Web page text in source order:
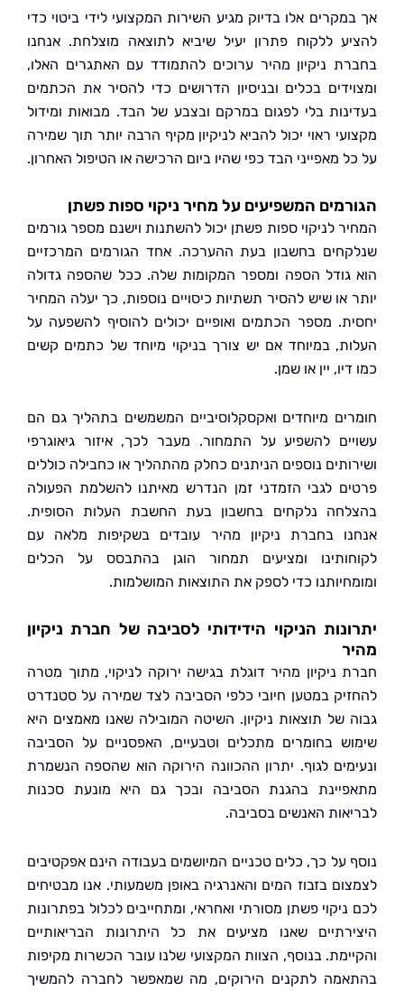
אלו בדיוק מגיע השירות המקצועי לידי ביטוי כדי
ללקוח פתרון יעיל שיביא לתוצאה מוצלחת. אנחנו
ניקיון מהיר ערוכים להתמודד עם האתגרים האלו,
בכלים ובניסיון הדרושים כדי להסיר את הכתמים
בלי לפגום במרקם ובצבע של הבד. מבואות ומידול
ראוי יכול להביא לניקיון מקיף הרבה יותר תוך שמירה
מאפייני הבד כפי שהיו ביום הרכישה או הטיפול האחרון.
המשפיעים על מחיר ניקוי ספות פשתן
לניקוי ספות פשתן יכול להשתנות וישנם מספר גורמים
בחשבון בעת ההערכה. אחד הגורמים המרכזיים
הספה ומספר המקומות שלה. ככל שהספה גדולה
או שיש להסיר תשתיות כיסויים נוספות, כך יעלה המחיר
מספר הכתמים ואופיים יכולים להוסיף להשפעה על
במיוחד אם יש צורך בניקוי מיוחד של כתמים קשים
יין או שמן.
מיוחדים ואקסקלוסיביים המשמשים בתהליך גם הם
להשפיע על התמחור. מעבר לכך, איזור גיאוגרפי
נוספים הניתנים כחלק מהתהליך או כחבילה כוללים
לגבי הזמדני זמן הנדרש מאיתנו להשלמת הפעולה
נלקחים בחשבון בעת החשבת העלות הסופית.
בחברת ניקיון מהיר עובדים בשקיפות מלאה עם
ומציעים תמחור הוגן בהתבסס על הכלים
כדי לספק את התוצאות המושלמות.
הניקוי הידידותי לסביבה של חברת ניקיון
ניקיון מהיר דוגלת בגישה ירוקה לניקוי, מתוך מטרה
במטען חיובי כלפי הסביבה לצד שמירה על סטנדרט
של תוצאות ניקיון. השיטה המובילה שאנו מאמצים היא
בחומרים מתכלים וטבעיים, האפסניים על הסביבה
לגוף. יתרון ההכוונה הירוקה הוא שהספה הנשמרת
בהגנת הסביבה ובכך גם היא מונעת סכנות
האנשים בסביבה.
על כך, כלים טכניים המיושמים בעבודה הינם אפקטיבים
בזבוז המים והאנרגיה באופן משמעותי. אנו מבטיחים
פשתן מסורתי ואחראי, ומתחייבים לכלול בפתרונות
שאנו מציעים את כל היתרונות הבריאותיים
בנוסף, הצוות המקצועי שלנו עובר הכשרות מקיפות
לתקנים הירוקים, מה שמאפשר לחברה להמשיך